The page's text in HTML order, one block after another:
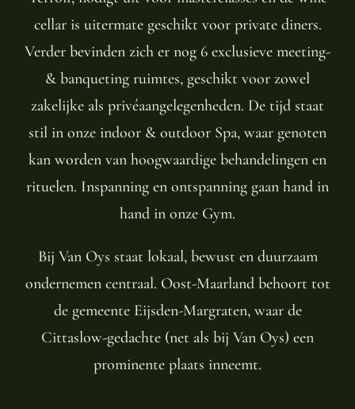
cellar is uitermate geschikt voor private diners.
Verder bevinden zich er nog 6 exclusieve meeting-
& banqueting ruimtes, geschikt voor zowel
zakelijke als privéaangelegenheden. De tijd staat
stil in onze indoor & outdoor Spa, waar genoten
kan worden van hoogwaardige behandelingen en
rituelen. Inspanning en ontspanning gaan hand in
hand in onze Gym.
Bij Van Oys staat lokaal, bewust en duurzaam
ondernemen centraal. Oost-Maarland behoort tot
de gemeente Eijsden-Margraten, waar de
Cittaslow-gedachte (net als bij Van Oys) een
prominente plaats inneemt.